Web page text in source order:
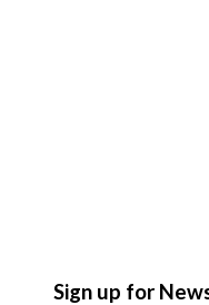
Sign up for